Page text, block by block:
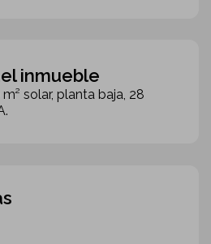
inmueble
solar, planta baja, 28